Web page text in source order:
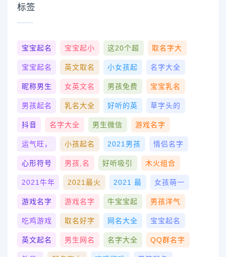
标签
宝宝起名 宝宝起小 这20个超 取名字大
宝宝起名 英文取名 小女孩起 名字大全
昵称男生 女英文名 男孩免费 宝宝乳名
男孩起名 乳名大全 好听的英 草字头的
抖音 名字大全 男生微信 游戏名字
运气旺， 小孩起名 2021男孩 情侣名字
心形符号 男孩,名 好听吸引 木火组合
2021牛年 2021最火 2021 最 女孩萌一
游戏名字 游戏名字 牛宝宝起 男孩洋气
吃鸡游戏 取名好字 网名大全 宝宝起名
英文起名 男生网名 名字大全 QQ群名字